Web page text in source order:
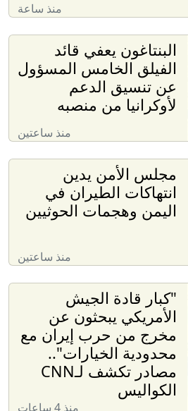
منذ ساعة
البنتاغون يعفي قائد
الفيلق الخامس المسؤول
عن تنسيق الدعم
لأوكرانيا من منصبه
منذ ساعتين
مجلس الأمن يدين
انتهاكات الطيران في
اليمن وهجمات الحوثيين
منذ ساعتين
"كبار قادة الجيش
الأمريكي يبحثون عن
مخرج من حرب إيران مع
محدودية الخيارات"..
مصادر تكشف لـCNN
الكواليس
منذ 4 ساعات